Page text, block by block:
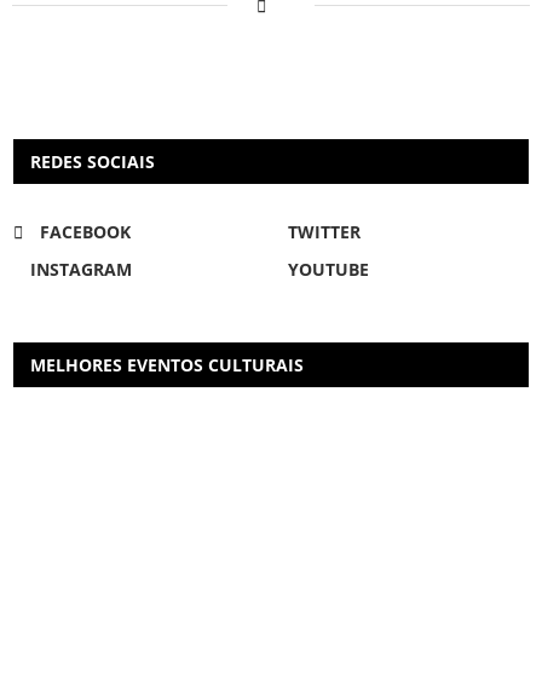
REDES SOCIAIS
FACEBOOK
TWITTER
INSTAGRAM
YOUTUBE
MELHORES EVENTOS CULTURAIS